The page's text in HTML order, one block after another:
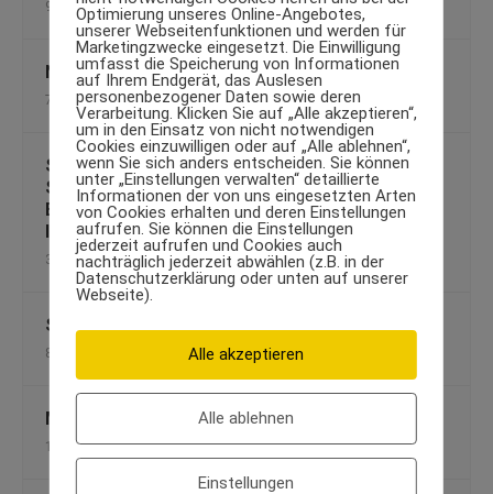
9. August 2013
Natürlich Abnehmen mit Schüßler-Salzen
7. Mai 2014
Schulterschmerzen? – Das Engpasssyndrom im
Schultergelenk inkl. 10 Tipps, wie Sie die
Beschwerden beim oder nach dem Training
lindern können
3. September 2009
Sommerhitze: Ernährungstipps für heiße Tage
8. Juli 2014
Mehr Proteine für eine gesunde Ernährung
11. Juli 2013
Optimierung unseres Online-Angebotes,
unserer Webseitenfunktionen und werden für
Marketingzwecke eingesetzt. Die Einwilligung
umfasst die Speicherung von Informationen
auf Ihrem Endgerät, das Auslesen
personenbezogener Daten sowie deren
Verarbeitung. Klicken Sie auf „Alle akzeptieren“,
um in den Einsatz von nicht notwendigen
Cookies einzuwilligen oder auf „Alle ablehnen“,
wenn Sie sich anders entscheiden. Sie können
unter „Einstellungen verwalten“ detaillierte
Informationen der von uns eingesetzten Arten
von Cookies erhalten und deren Einstellungen
aufrufen. Sie können die Einstellungen
jederzeit aufrufen und Cookies auch
nachträglich jederzeit abwählen (z.B. in der
Datenschutzerklärung oder unten auf unserer
Webseite).
Alle akzeptieren
Alle ablehnen
Einstellungen